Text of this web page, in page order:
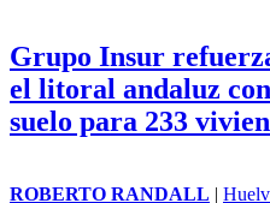
Grupo Insur
el litoral andaluz
suelo para 233
ROBERTO RANDALL |